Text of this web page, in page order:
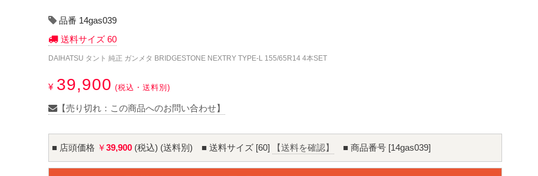
品番 14gas039
送料サイズ 60
DAIHATSU タント 純正 ガンメタ BRIDGESTONE NEXTRY TYPE-L 155/65R14 4本SET
¥ 39,900 (税込・送料別)
【売り切れ：この商品へのお問い合わせ】
■ 店頭価格 ￥39,900 (税込) (送料別) ■ 送料サイズ [60] 【送料を確認】 ■ 商品番号 [14gas039]